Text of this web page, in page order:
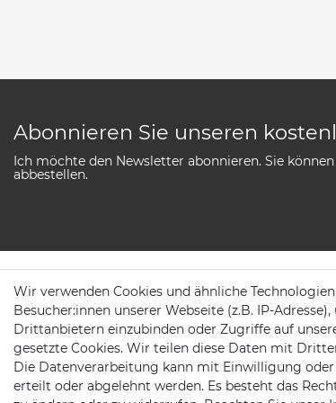
Abonnieren Sie unseren
Ich möchte den Newsletter abonnieren. Sie
abbestellen.
SERVICE
AGB
Widerrufs­recht
Zahlung &
Wir verwenden Cookies und ähnliche
Besucher:innen unserer Webseite (z.B. IP-
Drittanbietern einzubinden oder Zugriffe auf
gesetzte Cookies. Wir teilen diese Daten mit
Die Datenverarbeitung kann mit Einwilligung
erteilt oder abgelehnt werden. Es besteht das